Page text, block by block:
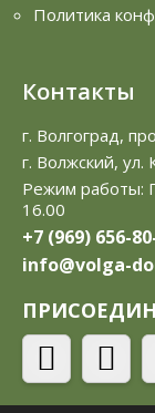
Политика
Контакты
г. Волгоград,
г. Волжский,
Режим работы:
16.00
+7 (969) 656-
info@volga-